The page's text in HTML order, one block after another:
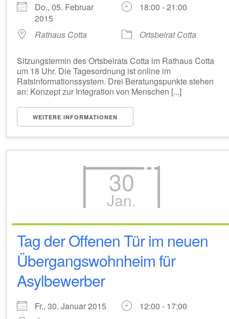
Do., 05. Februar
2015
18:00 - 21:00
Rathaus Cotta Ortsbeirat Cotta
Sitzungstermin des Ortsbeirats Cotta im Rathaus Cotta
um 18 Uhr. Die Tagesordnung ist online im
Ratsinformationssystem. Drei Beratungspunkte stehen
an: Konzept zur Integration von Menschen [...]
WEITERE INFORMATIONEN
30
Jan.
Tag der Offenen Tür im neuen
Übergangswohnheim für
Asylbewerber
Fr., 30. Januar 2015
12:00 - 17:00